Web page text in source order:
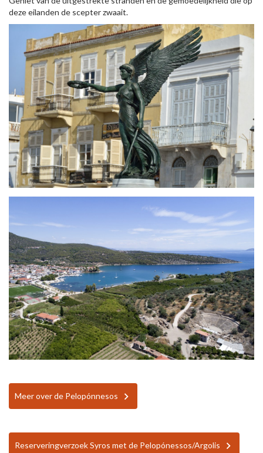
deze eilanden de scepter zwaait.
Meer over de Pelopónnesos
Reserveringverzoek Syros met de Pelopónessos/Argolis